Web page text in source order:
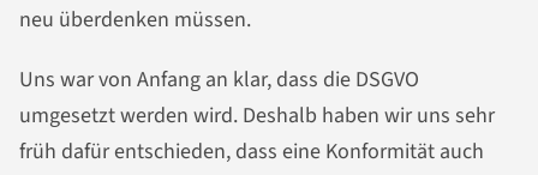
neu überdenken müssen.
Uns war von Anfang an klar, dass die DSGVO
umgesetzt werden wird. Deshalb haben wir uns sehr
früh dafür entschieden, dass eine Konformität auch